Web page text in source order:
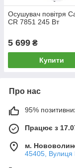
Осушувач повітря
CR 7851 245 Вт
5 699 ₴
Купити
Про нас
95%
Працює з
м.
45405, Вулиця